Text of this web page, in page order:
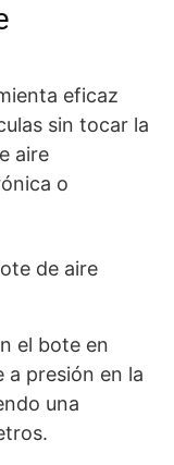
eficaz
sin tocar la
aire
o
de aire
el bote en
a presión en la
una